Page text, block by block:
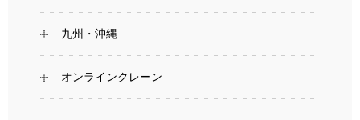
九州・沖縄
オンラインクレーン